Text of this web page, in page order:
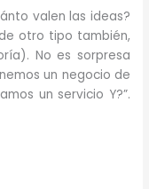
valen las ideas?
otro tipo también,
No es sorpresa
un negocio de
un servicio Y?”.